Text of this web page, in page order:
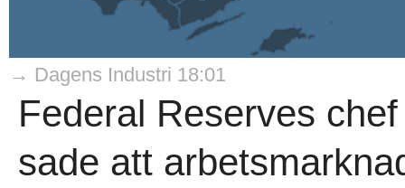
→ Dagens Industri 18:01
Federal Reserves
sade att